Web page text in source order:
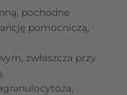
pochodne
pomocniczą,
zwłaszcza przy